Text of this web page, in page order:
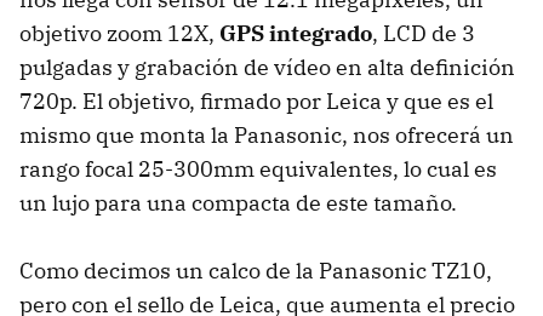
objetivo zoom 12X, GPS integrado, LCD de 3
pulgadas y grabación de vídeo en alta definición
720p. El objetivo, firmado por Leica y que es el
mismo que monta la Panasonic, nos ofrecerá un
rango focal 25-300mm equivalentes, lo cual es
un lujo para una compacta de este tamaño.
Como decimos un calco de la Panasonic TZ10,
pero con el sello de Leica, que aumenta el precio